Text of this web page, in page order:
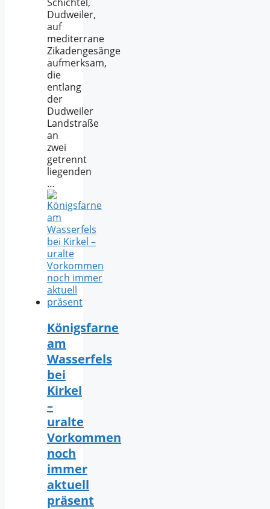
Dudweiler,
auf
mediterrane
Zikadengesänge
aufmerksam,
die
entlang
der
Dudweiler
Landstraße
an
zwei
getrennt
liegenden
…
Königsfarne
am
Wasserfels
bei
Kirkel
–
uralte
Vorkommen
noch
immer
aktuell
präsent